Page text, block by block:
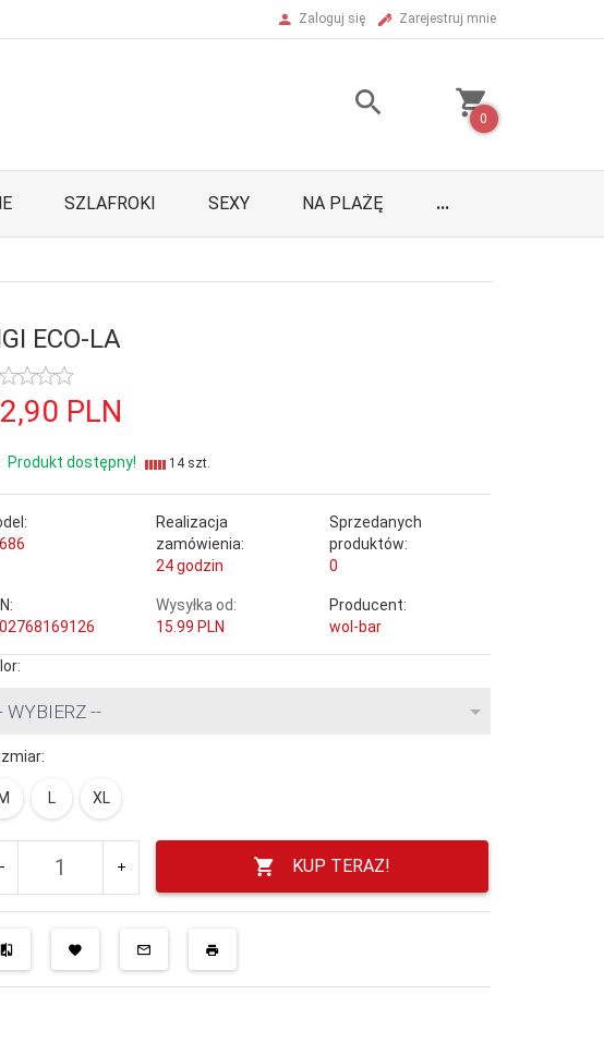
Zaloguj się Zarejestruj mnie
0
SZLAFROKI SEXY NA PLAŻĘ ...
ECO-LA
90 PLN
Produkt dostępny! 14 szt.
Realizacja
zamówienia:
24 godzin
Sprzedanych
produktów:
0
Wysyłka od:
15.99 PLN
Producent:
wol-bar
WYBIERZ --
M L XL
KUP TERAZ!